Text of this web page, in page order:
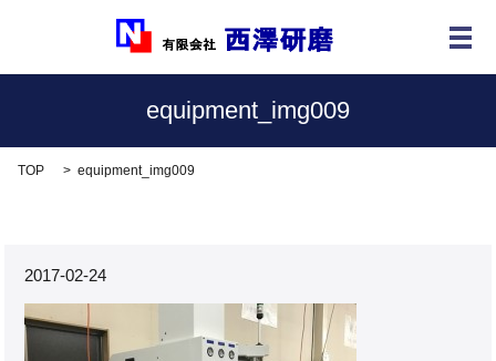
メ
equipment_img009
TOP equipment_img009
2017-02-24